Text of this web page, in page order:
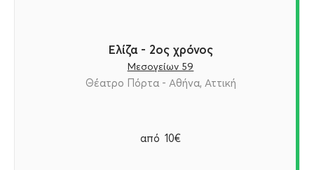
Ελίζα - 2ος χρόνος
Μεσογείων 59
Θέατρο Πόρτα - Αθήνα, Αττική
από 10€